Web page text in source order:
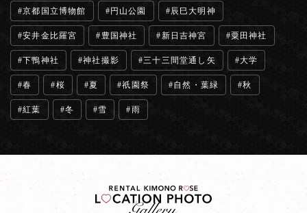
京都国立博物館 円山公園 辰巳大明神
安井金比羅宮 豊国神社 新日吉神宮 粟田神社
下鴨神社 神社撮影 三十三間堂通し矢 大学
春 桜 夏 祇園祭 自然・葉緑 秋
紅葉 冬 雪 雨